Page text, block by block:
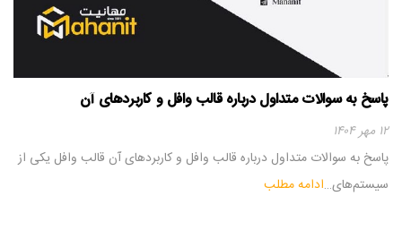
پاسخ به سوالات متداول درباره قالب وافل و کاربردهای آن
۱۲ مهر ۱۴۰۴
پاسخ به سوالات متداول درباره قالب وافل و کاربردهای آن قالب وافل یکی از
سیستم‌های…ادامه مطلب